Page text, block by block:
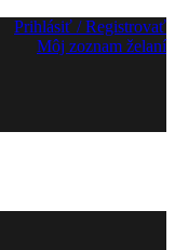
Prihlásiť / Registrovať
Môj zoznam želaní